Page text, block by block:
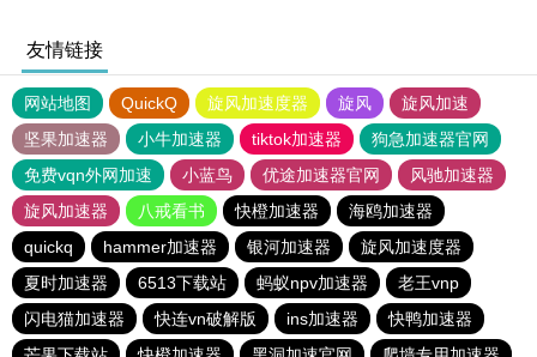
友情链接
网站地图 QuickQ 旋风加速度器 旋风
旋风加速
坚果加速器
小牛加速器 tiktok加速器
狗急加速器官网
免费vqn外网加速
小蓝鸟 优途加速器官网
风驰加速器
旋风加速器
八戒看书 快橙加速器
海鸥加速器
quickq
hammer加速器 银河加速器
旋风加速度器
夏时加速器
6513下载站 蚂蚁npv加速器
老王vnp
闪电猫加速器
快连vn破解版 ins加速器
快鸭加速器